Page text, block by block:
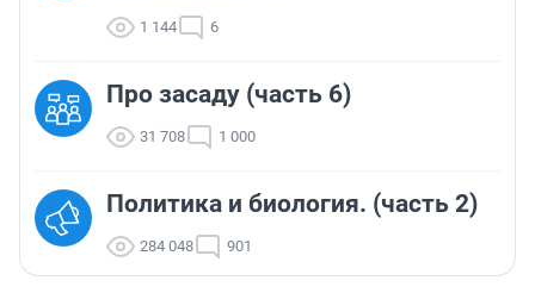
1 144 6
Про засаду (часть 6)
31 708 1 000
Политика и биология. (часть 2)
284 048 901